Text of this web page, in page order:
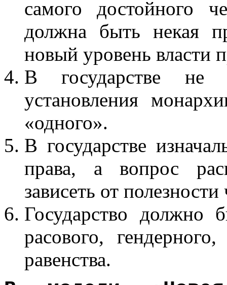
самого достойного
должна быть некая
новый уровень власти
В государстве не
установления
«одного».
В государстве
права, а вопрос
зависеть от
Государство должно
расового,
равенства.